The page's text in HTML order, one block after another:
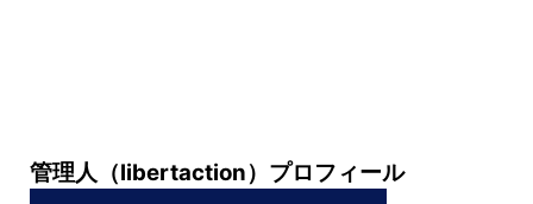
管理人（libertaction）プロフィール